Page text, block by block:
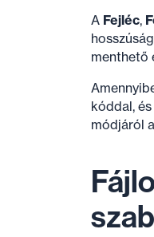
A Fejléc,
menthető
kóddal,
módjáról